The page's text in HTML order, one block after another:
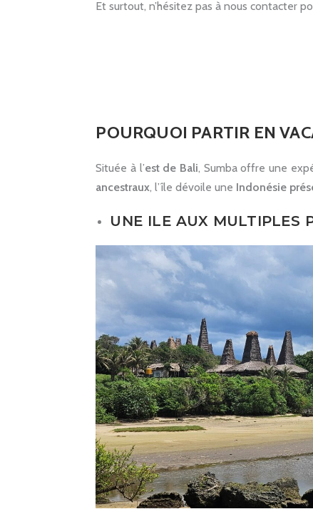
Et surtout, n’hésitez pas à nous contacter
POURQUOI PARTIR EN
Située à l’est de Bali, Sumba offre une
ancestraux, l’île dévoile une Indonésie
UNE ILE AUX MULTIPLES